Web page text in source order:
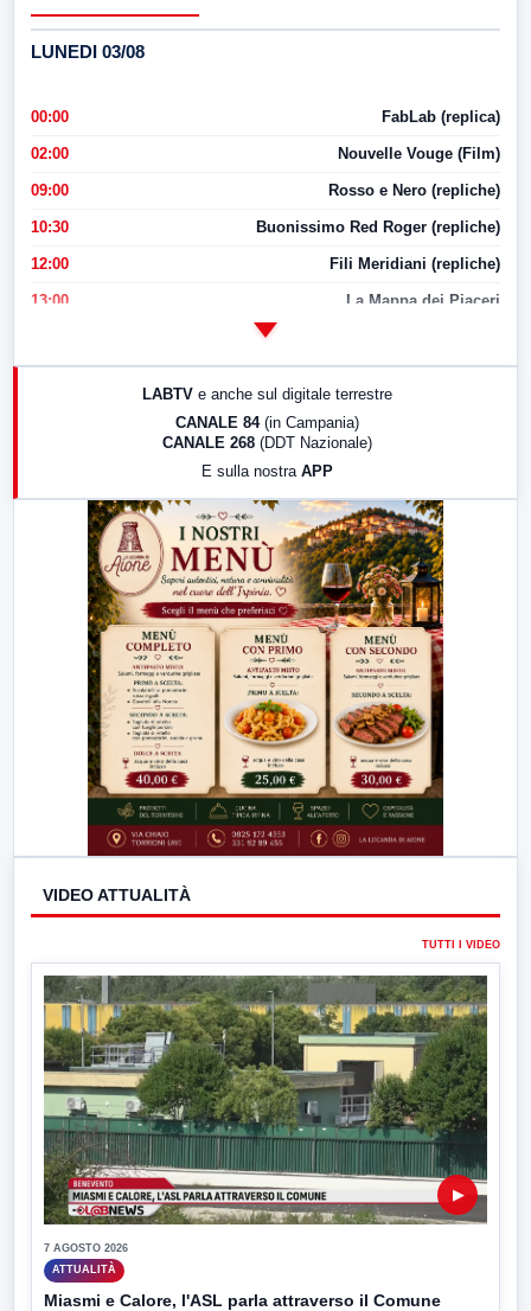
LUNEDI 03/08
00:00 FabLab (replica)
02:00 Nouvelle Vouge (Film)
09:00 Rosso e Nero (repliche)
10:30 Buonissimo Red Roger (repliche)
12:00 Fili Meridiani (repliche)
13:00 La Mappa dei Piaceri
17:00 LabNews (replica)
LabNews (replica)
LABTV e anche sul digitale terrestre
CANALE 84 (in Campania)
CANALE 268 (DDT Nazionale)
E sulla nostra APP
VIDEO ATTUALITÀ
TUTTI I VIDEO
▶
7 AGOSTO 2026
ATTUALITÀ
Miasmi e Calore, l'ASL parla attraverso il Comune